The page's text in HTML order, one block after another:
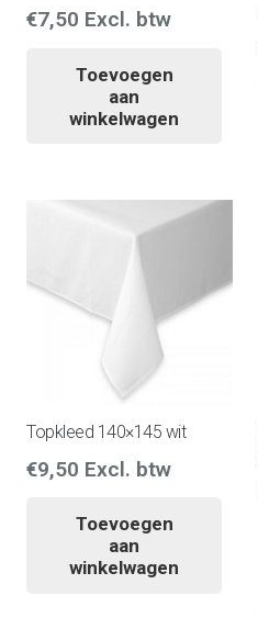
€7,50 Excl. btw
Toevoegen
aan
winkelwagen
Topkleed 140×145 wit
€9,50 Excl. btw
Toevoegen
aan
winkelwagen